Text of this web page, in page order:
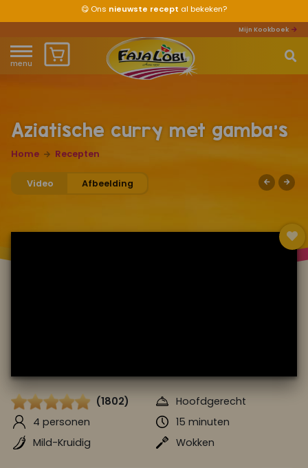
😋 Ons nieuwste recept al bekeken?
Mijn Kookboek
menu
Waar ben je naar op zoek?
Home
Over ons
Producten
Ofklik hierom je aan te melden voor Mijn Kookboek.
Aziatische curry met gamba’s
Home Recepten
Video Afbeelding
(1802)
Hoofdgerecht
4 personen
15 minuten
Mild-Kruidig
Wokken